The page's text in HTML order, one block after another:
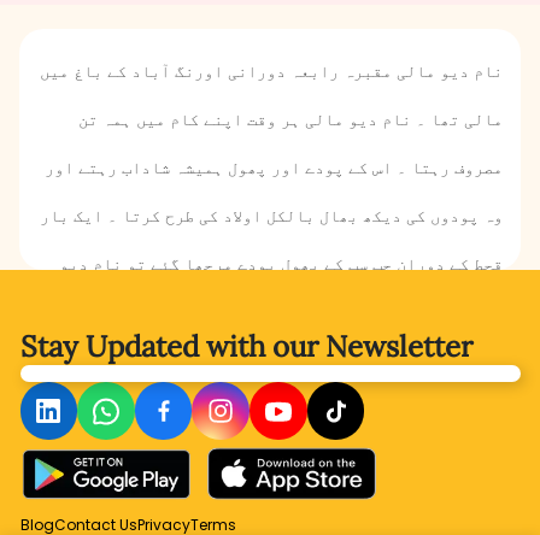
نام دیو مالی مقبرہ رابعہ دورانی اورنگ آباد کے باغ میں
مالی تھا ۔ نام دیو مالی ہر وقت اپنے کام میں ہمہ تن
مصروف رہتا ۔ اس کے پودے اور پھول ہمیشہ شاداب رہتے اور
وہ پودوں کی دیکھ بھال بالکل اولاد کی طرح کرتا ۔ ایک بار
قحط کے دوران جب سب کے پھول پودے مرجھا گئے تو نام دیو
کیسے کام کرتے ہوئے مالی کی موت ہوگئی ؟ آئیے جاننے کے
لیے کہانی پڑھتے ہیں ۔
Stay Updated withour Newsletter
BlogContact UsPrivacyTerms